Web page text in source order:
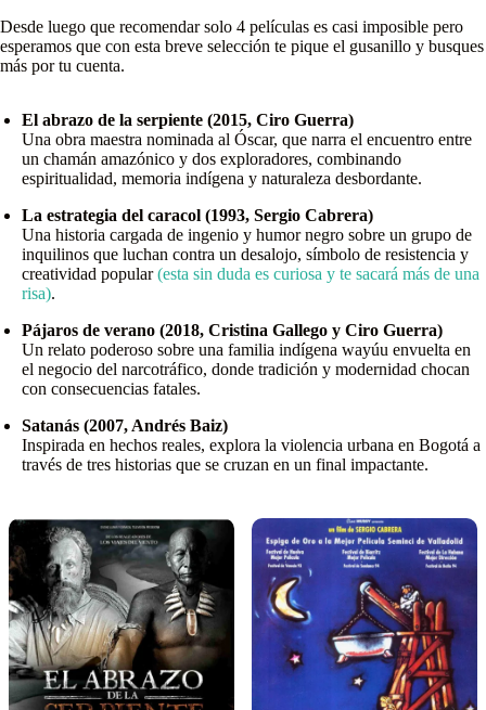
Desde luego que recomendar solo 4 películas es casi imposible pero
esperamos que con esta breve selección te pique el gusanillo y busques
más por tu cuenta.
El abrazo de la serpiente (2015, Ciro Guerra)
Una obra maestra nominada al Óscar, que narra el encuentro entre
un chamán amazónico y dos exploradores, combinando
espiritualidad, memoria indígena y naturaleza desbordante.
La estrategia del caracol (1993, Sergio Cabrera)
Una historia cargada de ingenio y humor negro sobre un grupo de
inquilinos que luchan contra un desalojo, símbolo de resistencia y
creatividad popular(esta sin duda es curiosa y te sacará más de una
risa).
Pájaros de verano (2018, Cristina Gallego y Ciro Guerra)
Un relato poderoso sobre una familia indígena wayúu envuelta en
el negocio del narcotráfico, donde tradición y modernidad chocan
con consecuencias fatales.
Satanás (2007, Andrés Baiz)
Inspirada en hechos reales, explora la violencia urbana en Bogotá a
través de tres historias que se cruzan en un final impactante.